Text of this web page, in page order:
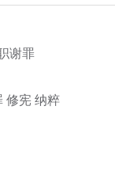
谢罪
修宪 纳粹